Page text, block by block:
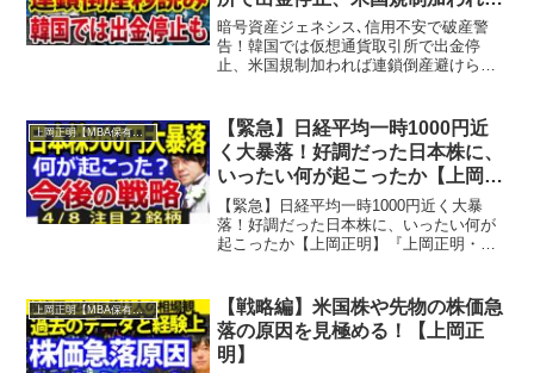
連鎖倒産避けられず？【上岡正
明】
暗号資産ジェネシス､信用不安で破産警
告！韓国では仮想通貨取引所で出金停
止、米国規制加われば連鎖倒産避けられ
資、経済ニュース、資産運用、自己投資
の情報をお届け。真剣に一歩...
上岡正明【MBA保有の脳科学者】
【緊急】日経平均一時1000円近
く大暴落！好調だった日本株に、
いったい何が起こったか【上岡正
明】
【緊急】日経平均一時1000円近く大暴
落！好調だった日本株に、いったい何が
起こったか【上岡正明】『上岡正明・
己投資の情報をお届け。真剣に一歩抜き
ん出たい人のための番組...
上岡正明【MBA保有の脳科学者】
【戦略編】米国株や先物の株価急
落の原因を見極める！【上岡正
明】